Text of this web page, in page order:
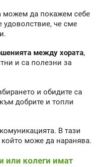
можем да покажем себе
удоволствие, че сме
между хората,
и са полезни за
и обидите са
добрите и топли
В тази
може да наранява.
или колеги имат